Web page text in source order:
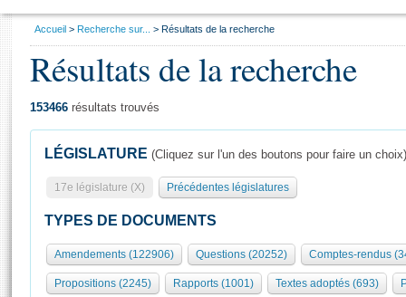
Présidence
577 députés
Groupes politiques
Séance publique
Commissions et autres organes
Europe et International
Général
Rôle et pouvoirs de l'Assemblée
Organisation de l'Assemblée
Présidence Conférence des Présidents Bureau Collège des
Visiter l'Assemblée
Visite virtuelle du palais Bourbon
Assister à une séance
Vous
Accueil Recherche sur... Résultats de la recherche
Résultats de la recherche
153466 résultats trouvés
LÉGISLATURE (Cliquez sur l'un des boutons pour faire un choix)
17e législature (X) Précédentes législatures
TYPES DE DOCUMENTS
Amendements (122906) Questions (20252) Comptes-rendus
Propositions (2245) Rapports (1001) Textes adoptés (693)